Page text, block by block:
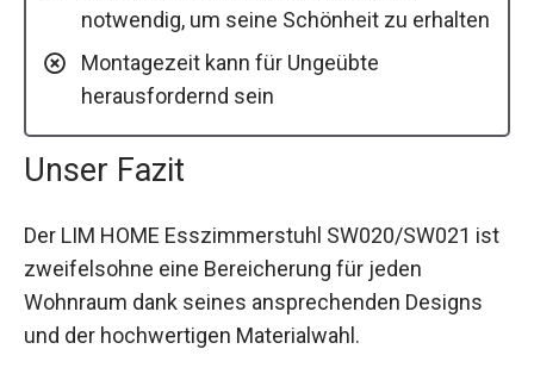
notwendig, um seine Schönheit zu erhalten
Montagezeit kann für Ungeübte
herausfordernd sein
Unser Fazit
Der LIM HOME Esszimmerstuhl SW020/SW021 ist
zweifelsohne eine Bereicherung für jeden
Wohnraum dank seines ansprechenden Designs
und der hochwertigen Materialwahl.